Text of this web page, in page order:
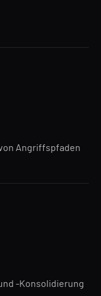
Angriffspfaden
-Konsolidierung